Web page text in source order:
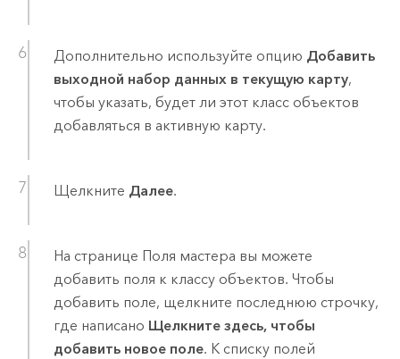
Дополнительно используйте опцию Добавить
выходной набор данных в текущую карту,
чтобы указать, будет ли этот класс объектов
добавляться в активную карту.
Щелкните Далее.
На странице Поля мастера вы можете
добавить поля к классу объектов. Чтобы
добавить поле, щелкните последнюю строчку,
где написано Щелкните здесь, чтобы
добавить новое поле. К списку полей